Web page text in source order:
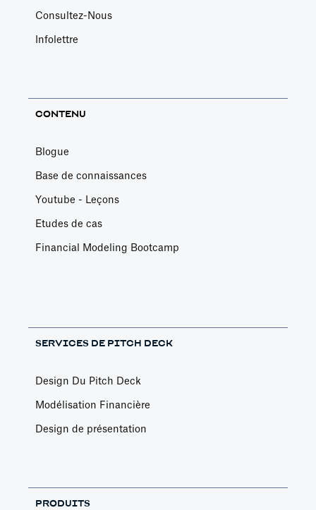
Consultez-Nous
Infolettre
CONTENU
Blogue
Base de connaissances
Youtube - Leçons
Etudes de cas
Financial Modeling Bootcamp
SERVICES DE PITCH DECK
Design Du Pitch Deck
Modélisation Financière
Design de présentation
PRODUITS